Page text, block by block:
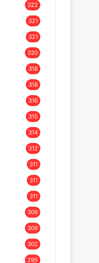
322
321
321
320
318
318
316
315
314
312
311
311
311
309
309
302
295